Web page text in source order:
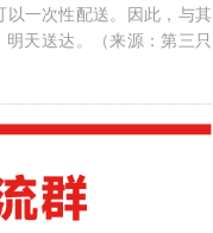
一次性配送。因此，与其
天送达。（来源：第三只